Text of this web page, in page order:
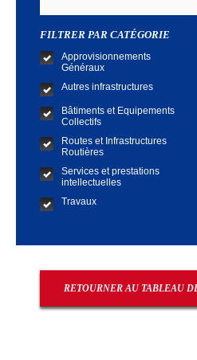
FILTRER PAR CATÉGORIE
Approvisionnements
Généraux
Autres infrastructures
Bâtiments et Equipements
Collectifs
Routes et Infrastructures
Routières
Services et prestations
intellectuelles
Travaux
RETOURNER AU TABLEAU